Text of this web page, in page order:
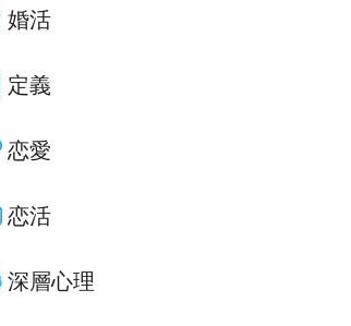
婚活
定義
恋愛
恋活
深層心理